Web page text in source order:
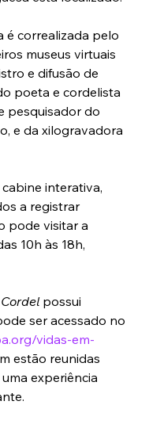
é correalizada pelo
museus virtuais
e difusão de
poeta e cordelista
pesquisador do
e da xilogravadora
interativa,
a registrar
pode visitar a
10h às 18h,
possui
ser acessado no
vidas-em-
estão reunidas
experiência